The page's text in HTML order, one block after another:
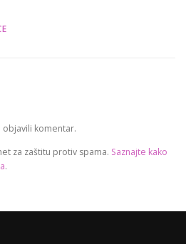
objavili komentar.
za zaštitu protiv spama. Saznajte kako
.